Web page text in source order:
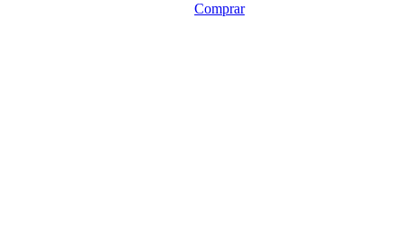
Comprar